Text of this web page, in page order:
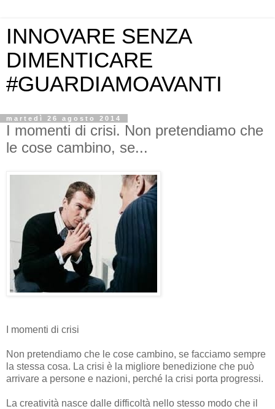
INNOVARE SENZA
DIMENTICARE
#GUARDIAMOAVANTI
martedì 26 agosto 2014
I momenti di crisi. Non pretendiamo che
le cose cambino, se...
I momenti di crisi
Non pretendiamo che le cose cambino, se facciamo sempre
la stessa cosa. La crisi è la migliore benedizione che può
arrivare a persone e nazioni, perché la crisi porta progressi.
La creatività nasce dalle difficoltà nello stesso modo che il